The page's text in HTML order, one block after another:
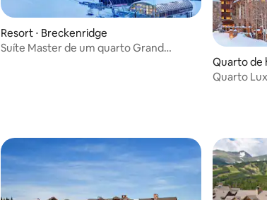
Resort ⋅ Breckenridge
Suíte Master de um quarto Grand
Quarto de
Quarto